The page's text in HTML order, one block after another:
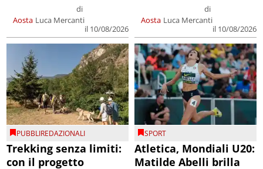
Aosta
di
Luca Mercanti
il 10/08/2026
Aosta
di
Luca Mercanti
il 10/08/2026
PUBBLIREDAZIONALI
Trekking senza limiti:
con il progetto
SPORT
Atletica, Mondiali U20:
Matilde Abelli brilla